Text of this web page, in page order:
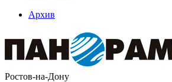
Архив
Ростов-на-Дону